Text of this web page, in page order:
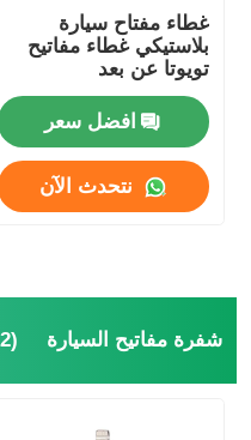
غطاء مفتاح سيارة
بلاستيكي غطاء مفاتيح
تويوتا عن بعد
HYQ12BDM /
HYQ12BDP / GQ4-52T
افضل سعر
نتحدث الآن
شفرة مفاتيح السيارة (12)